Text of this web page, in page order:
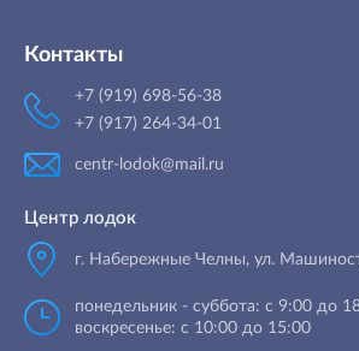
Контакты
+7 (919) 698-56-38
+7 (917) 264-34-01
centr-lodok@mail.ru
Центр лодок
г. Набережные Челны, ул.
понедельник - суббота: с 9:00 до
воскресенье: с 10:00 до 15:00